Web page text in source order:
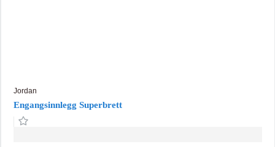
Jordan
Engangsinnlegg Superbrett